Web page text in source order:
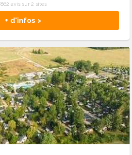
+ d'infos >
862 avis sur 2 sites